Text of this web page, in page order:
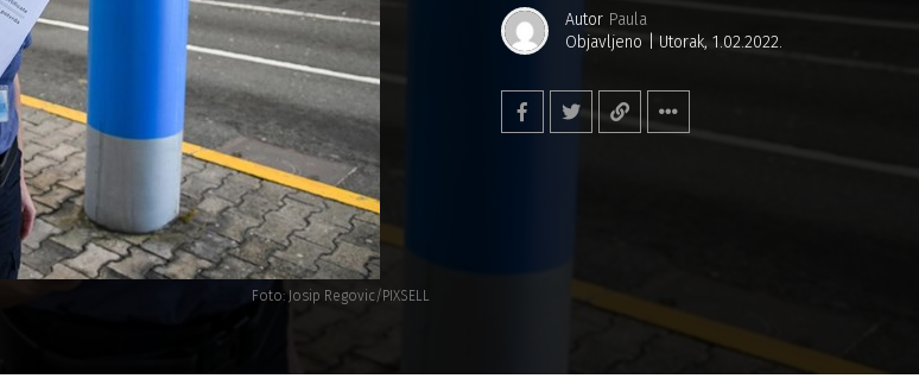
Foto: Josip Regovic/PIXSELL
Autor Paula
Objavljeno
Utorak, 1.02.2022.